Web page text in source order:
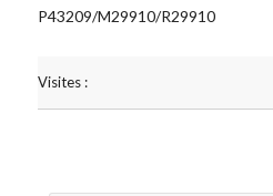
P43209/M29910/R29910
Visites :